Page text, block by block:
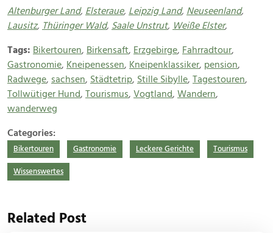
Altenburger Land, Elsteraue, Leipzig Land, Neuseenland,
Lausitz, Thüringer Wald, Saale Unstrut, Weiße Elster,
Tags: Bikertouren, Birkensaft, Erzgebirge, Fahrradtour,
Gastronomie, Kneipenessen, Kneipenklassiker, pension,
Radwege, sachsen, Städtetrip, Stille Sibylle, Tagestouren,
Tollwütiger Hund, Tourismus, Vogtland, Wandern,
wanderweg
Categories:
Bikertouren Gastronomie Leckere Gerichte Tourismus
Wissenswertes
Related Post